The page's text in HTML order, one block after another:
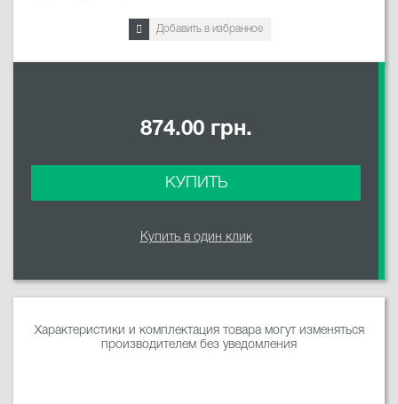
Добавить в избранное
874.00 грн.
КУПИТЬ
Купить в один клик
Характеристики и комплектация товара могут изменяться
производителем без уведомления